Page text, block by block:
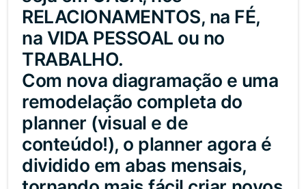
RELACIONAMENTOS, na FÉ,
na VIDA PESSOAL ou no
TRABALHO.
Com nova diagramação e uma
remodelação completa do
planner (visual e de
conteúdo!), o planner agora é
dividido em abas mensais,